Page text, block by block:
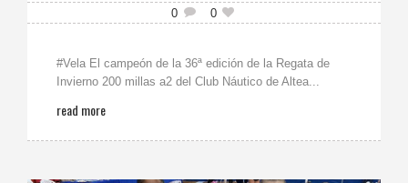
0 0
#Vela El campeón de la 36ª edición de la Regata de
Invierno 200 millas a2 del Club Náutico de Altea...
read more